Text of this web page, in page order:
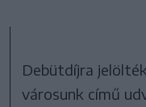
Debütdíjra
városunk című